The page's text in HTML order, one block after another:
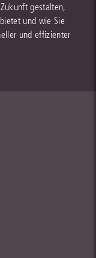
gestalten,
und wie Sie
und effizienter